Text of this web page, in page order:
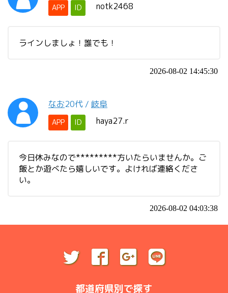
APP ID notk2468
ラインしましょ！誰でも！
2026-08-02 14:45:30
なお20代 / 岐阜
APP ID haya27.r
今日休みなので*********方いたらいませんか。ご
飯とか遊べたら嬉しいです。よければ連絡くださ
い。
2026-08-02 04:03:38
都道府県別で探す